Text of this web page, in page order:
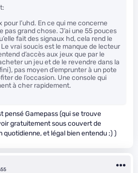
pour l’uhd. En ce qui me concerne
pas grand chose. J’ai une 55 pouces
fait des signaux hd, cela rend le
vrai soucis est le manque de lecteur
d’accès aux jeux que par le
un jeu et de le revendre dans la
pas moyen d’emprunter à un pote
de l’occasion. Une console qui
à cher rapidement.
pensé Gamepass (qui se trouve
gratuitement sous couvert de
quotidienne, et légal bien entendu ;) )